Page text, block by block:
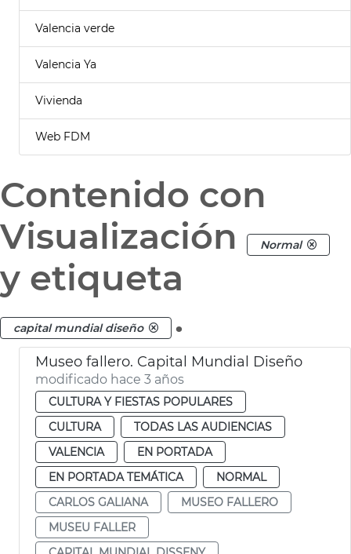
Valencia verde
Valencia Ya
Vivienda
Web FDM
Contenido con
Visualización
Normal
y etiqueta
capital mundial diseño .
Museo fallero. Capital Mundial Diseño
modificado hace 3 años
CULTURA Y FIESTAS POPULARES
CULTURA
TODAS LAS AUDIENCIAS
VALENCIA
EN PORTADA
EN PORTADA TEMÁTICA
NORMAL
CARLOS GALIANA
MUSEO FALLERO
MUSEU FALLER